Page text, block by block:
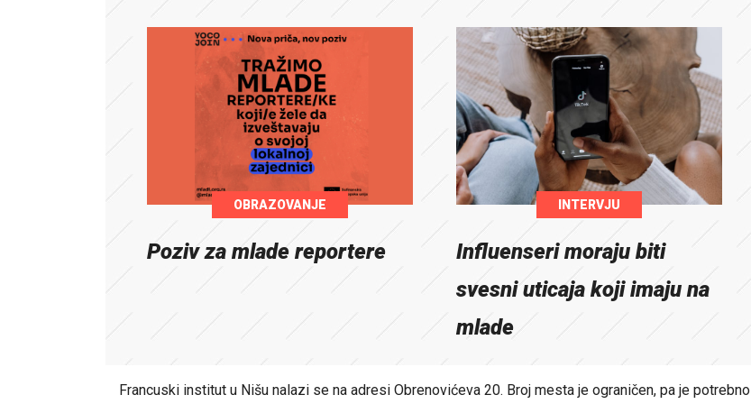
OBRAZOVANJE
Poziv za mlade reportere
INTERVJU
Influenseri moraju biti
svesni uticaja koji imaju na
mlade
Francuski institut u Nišu nalazi se na adresi Obrenovićeva 20. Broj mesta je ograničen, pa je potrebno